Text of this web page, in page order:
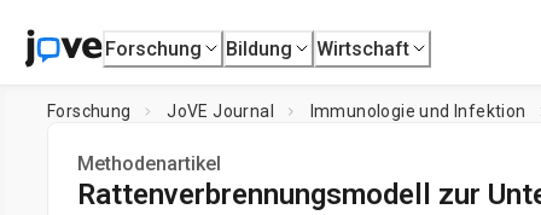
Forschung Bildung Wirtschaft
Forschung JoVE Journal Immunologie und Infektion
Methodenartikel
Rattenverbrennungsmodell zur